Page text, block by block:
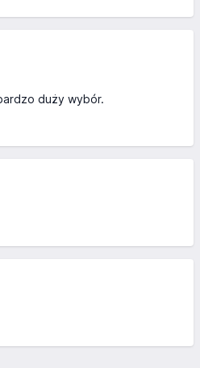
duży wybór.